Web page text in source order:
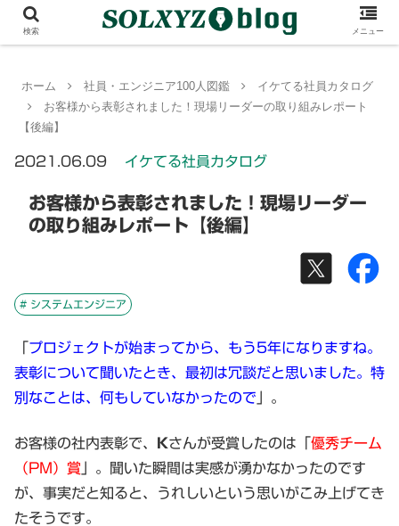
ホーム 社員・エンジニア100人図鑑
イケてる社員カタログ
お客様から表彰されました！現場リーダーの取り組みレポート
【後編】
2021.06.09 イケてる社員カタログ
お客様から表彰されました！現場リーダー
の取り組みレポート【後編】
# システムエンジニア
プロジェクトが始まってから、もう5年になりますね。
表彰について聞いたとき、最初は冗談だと思いました。特
別なことは、何もしていなかったので 」。
お客様の社内表彰で、 Kさんが受賞したのは「 優秀チーム
（PM）賞 」。聞いた瞬間は実感が湧かなかったのです
が、事実だと知ると、うれしいという思いがこみ上げてき
たそうです。
検索 メニュー